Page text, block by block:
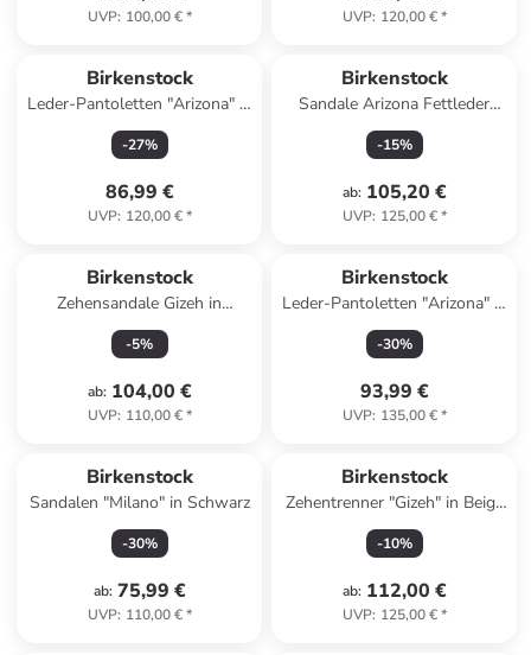
UVP: 100,00 €* UVP: 120,00 €*
Birkenstock
Leder-Pantoletten "Arizona" in
Grau
-27%
86,99 €
UVP: 120,00 €*
Birkenstock
Sandale Arizona Fettleder
normal in braun
-15%
ab: 105,20 €
UVP: 125,00 €*
Birkenstock
Zehensandale Gizeh in
schwarz
-5%
ab: 104,00 €
UVP: 110,00 €*
Birkenstock
Leder-Pantoletten "Arizona" in
Beige - Weite N
-30%
93,99 €
UVP: 135,00 €*
Birkenstock
Sandalen "Milano" in Schwarz
-30%
ab: 75,99 €
UVP: 110,00 €*
Birkenstock
Zehentrenner "Gizeh" in Beige
- Weite N
-10%
ab: 112,00 €
UVP: 125,00 €*